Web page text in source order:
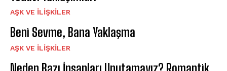
AŞK VE İLIŞKILER
Beni Sevme, Bana Yaklaşma
AŞK VE İLIŞKILER